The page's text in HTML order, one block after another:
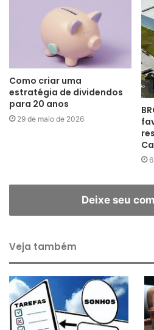
Como criar uma
estratégia de dividendos
para 20 anos
29 de maio de 2026
Deixe seu
Veja também